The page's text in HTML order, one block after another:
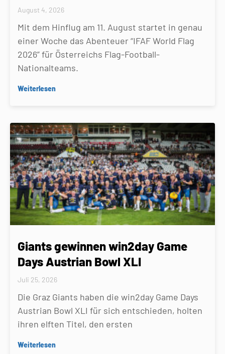
August 4, 2026
Mit dem Hinflug am 11. August startet in genau
einer Woche das Abenteuer “IFAF World Flag
2026” für Österreichs Flag-Football-
Nationalteams.
Weiterlesen
Giants gewinnen win2day Game
Days Austrian Bowl XLI
Juli 25, 2026
Die Graz Giants haben die win2day Game Days
Austrian Bowl XLI für sich entschieden, holten
ihren elften Titel, den ersten
Weiterlesen